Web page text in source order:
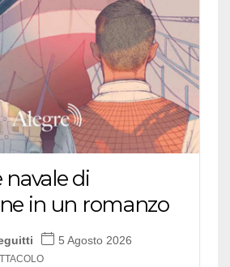
navale di
in un romanzo
5 Agosto 2026